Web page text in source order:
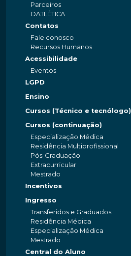
Parceiros
DATLÉTICA
Contatos
Fale conosco
Recursos Humanos
Acessibilidade
Eventos
LGPD
Ensino
Cursos (Técnico e tecnólogo)
Cursos (continuação)
Especialização Médica
Residência Multiprofissional
Pós-Graduação
Extracurricular
Mestrado
Incentivos
Ingresso
Transferidos e Graduados
Residência Médica
Especialização Médica
Mestrado
Central do Aluno